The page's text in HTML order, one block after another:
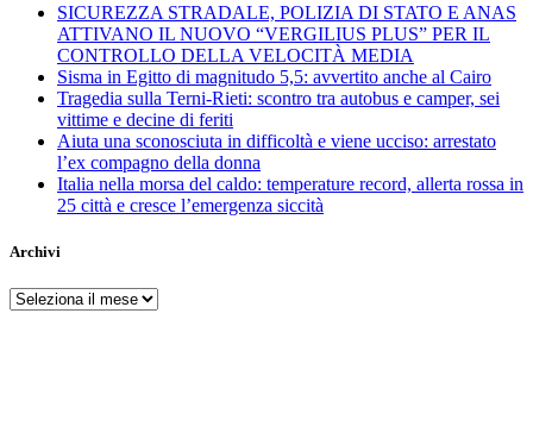
SICUREZZA STRADALE, POLIZIA DI STATO E ANAS
ATTIVANO IL NUOVO “VERGILIUS PLUS” PER IL
CONTROLLO DELLA VELOCITÀ MEDIA
Sisma in Egitto di magnitudo 5,5: avvertito anche al Cairo
Tragedia sulla Terni-Rieti: scontro tra autobus e camper, sei
vittime e decine di feriti
Aiuta una sconosciuta in difficoltà e viene ucciso: arrestato
l’ex compagno della donna
Italia nella morsa del caldo: temperature record, allerta rossa in
25 città e cresce l’emergenza siccità
Archivi
Archivi